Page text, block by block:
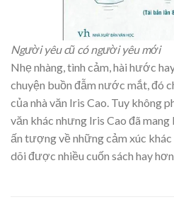
Người yêu cũ có người yêu mới
Nhẹ nhàng, tình cảm, hài hước
chuyện buồn đẫm nước mắt, đó
của nhà văn Iris Cao. Tuy không
văn khác nhưng Iris Cao đã
ấn tượng về những cảm xúc
dõi được nhiều cuốn sách hay